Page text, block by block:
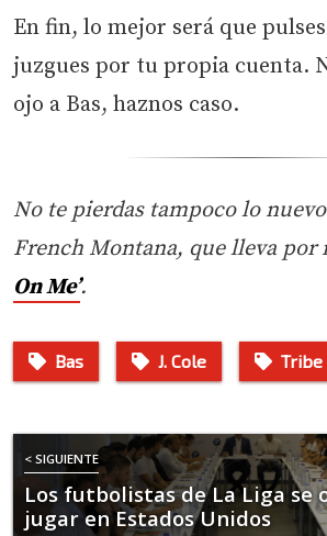
En fin, lo mejor será que
juzgues por tu propia cuenta.
ojo a Bas, haznos caso.
No te pierdas tampoco lo
French Montana, que lleva por
On Me’.
Bas J. Cole Tribe
< SIGUIENTE
Los futbolistas de La Liga se
jugar en Estados Unidos